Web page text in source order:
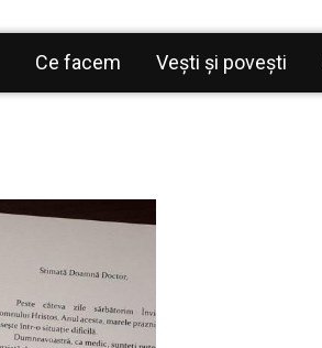
Ce facem Vești și povești